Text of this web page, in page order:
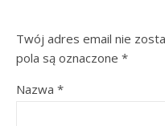
Twój adres email nie
pola są oznaczone *
Nazwa *